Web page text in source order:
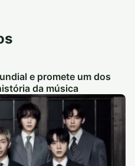
e promete um dos
da música